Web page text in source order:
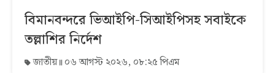
বিমানবন্দরে ভিআইপি-সিআইপিসহ সবাইকে
তল্লাশির নির্দেশ
জাতীয় ০৬ আগস্ট ২০২৬, ০৮:২৫ পিএম